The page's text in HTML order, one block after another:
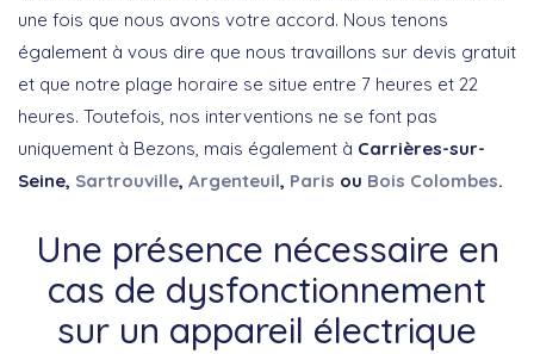
une fois que nous avons votre accord. Nous tenons
également à vous dire que nous travaillons sur devis gratuit
et que notre plage horaire se situe entre 7 heures et 22
heures. Toutefois, nos interventions ne se font pas
uniquement à Bezons, mais également à Carrières-sur-
Seine, Sartrouville, Argenteuil, Paris ou Bois Colombes.
Une présence nécessaire en
cas de dysfonctionnement
sur un appareil électrique